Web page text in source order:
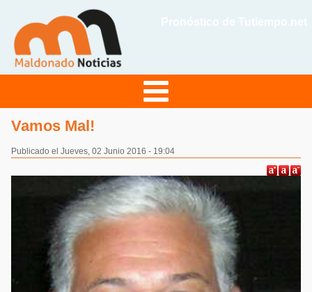
Vamos Mal!
Publicado el Jueves, 02 Junio 2016 - 19:04